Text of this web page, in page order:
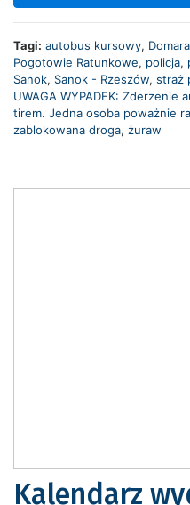
Tagi: autobus kursowy,
Pogotowie Ratunkowe, policja,
Sanok, Sanok - Rzeszów, straż
UWAGA WYPADEK:
tirem. Jedna osoba poważnie
zablokowana droga, żuraw
Kalendarz